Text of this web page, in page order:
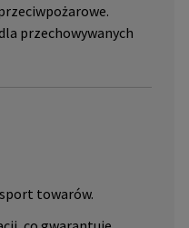
przechowywanych
towarów.